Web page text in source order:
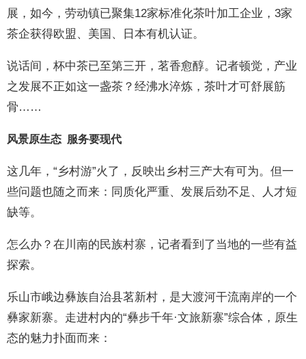
展，如今，劳动镇已聚集12家标准化茶叶加工企业，3家
茶企获得欧盟、美国、日本有机认证。
说话间，杯中茶已至第三开，茗香愈醇。记者顿觉，产业
之发展不正如这一盏茶？经沸水淬炼，茶叶才可舒展筋
骨……
风景原生态 服务要现代
这几年，“乡村游”火了，反映出乡村三产大有可为。但一
些问题也随之而来：同质化严重、发展后劲不足、人才短
缺等。
怎么办？在川南的民族村寨，记者看到了当地的一些有益
探索。
乐山市峨边彝族自治县茗新村，是大渡河干流南岸的一个
彝家新寨。走进村内的“彝步千年·文旅新寨”综合体，原生
态的魅力扑面而来：